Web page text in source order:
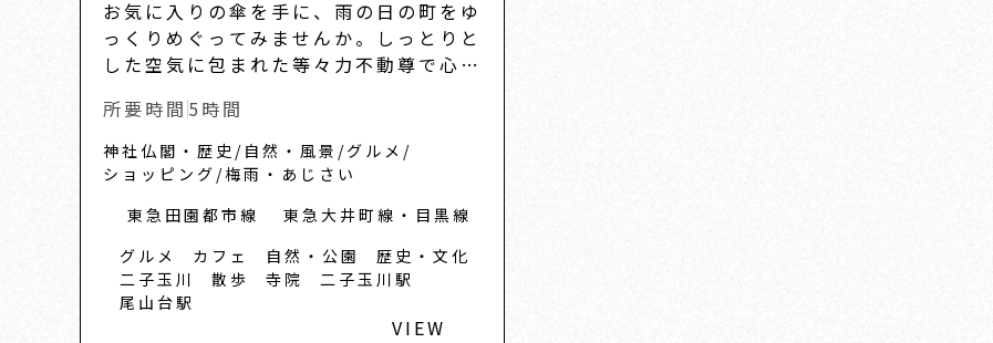
お気に入りの傘を手に、雨の日の町をゆ
っくりめぐってみませんか。しっとりと
した空気に包まれた等々力不動尊で心を
にぎわいのある商店街を気ままに散策。
景色を眺めながら、ラ...
所要時間 5時間
神社仏閣・歴史 自然・風景
グルメ
ショッピング 梅雨・あじさい
東急田園都市線
東急大井町線・目黒線
グルメ
カフェ 自然・公園
歴史・文化
二子玉川
散歩 寺院
二子玉川駅
尾山台駅
VIEW